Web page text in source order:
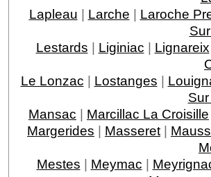
Lapleau | Larche | Laroche
Lestards | Liginiac | Lignareix
Le Lonzac | Lostanges |
Mansac | Marcillac La Croisille
Margerides | Masseret |
Mestes | Meymac |